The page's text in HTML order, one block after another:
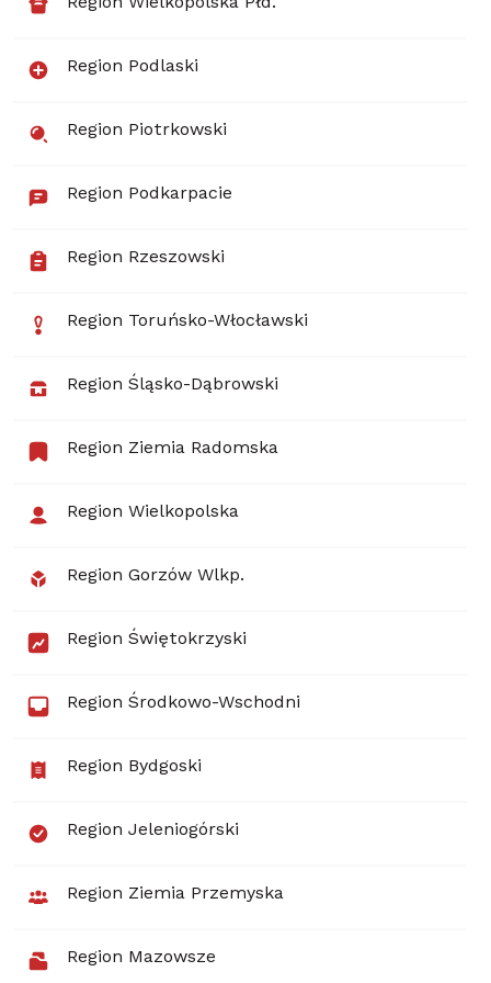
Region Podlaski
Region Piotrkowski
Region Podkarpacie
Region Rzeszowski
Region Toruńsko-Włocławski
Region Śląsko-Dąbrowski
Region Ziemia Radomska
Region Wielkopolska
Region Gorzów Wlkp.
Region Świętokrzyski
Region Środkowo-Wschodni
Region Bydgoski
Region Jeleniogórski
Region Ziemia Przemyska
Region Mazowsze